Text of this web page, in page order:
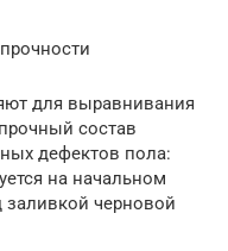
для выравнивания
состав
дефектов пола:
на начальном
заливкой черновой